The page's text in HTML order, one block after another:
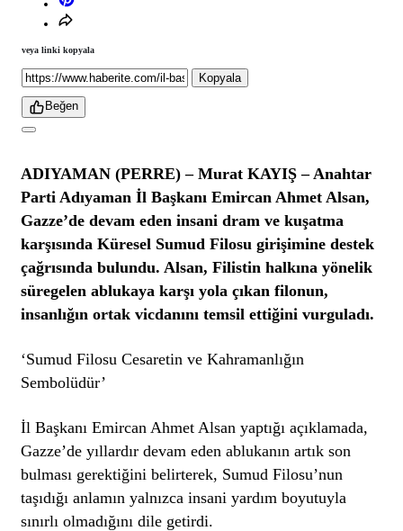
veya linki kopyala
Kopyala
Beğen
ADIYAMAN (PERRE) – Murat KAYIŞ – Anahtar
Parti Adıyaman İl Başkanı Emircan Ahmet Alsan,
Gazze’de devam eden insani dram ve kuşatma
karşısında Küresel Sumud Filosu girişimine destek
çağrısında bulundu. Alsan, Filistin halkına yönelik
süregelen ablukaya karşı yola çıkan filonun,
insanlığın ortak vicdanını temsil ettiğini vurguladı.
‘Sumud Filosu Cesaretin ve Kahramanlığın
Sembolüdür’
İl Başkanı Emircan Ahmet Alsan yaptığı açıklamada,
Gazze’de yıllardır devam eden ablukanın artık son
bulması gerektiğini belirterek, Sumud Filosu’nun
taşıdığı anlamın yalnızca insani yardım boyutuyla
sınırlı olmadığınıdile getirdi.